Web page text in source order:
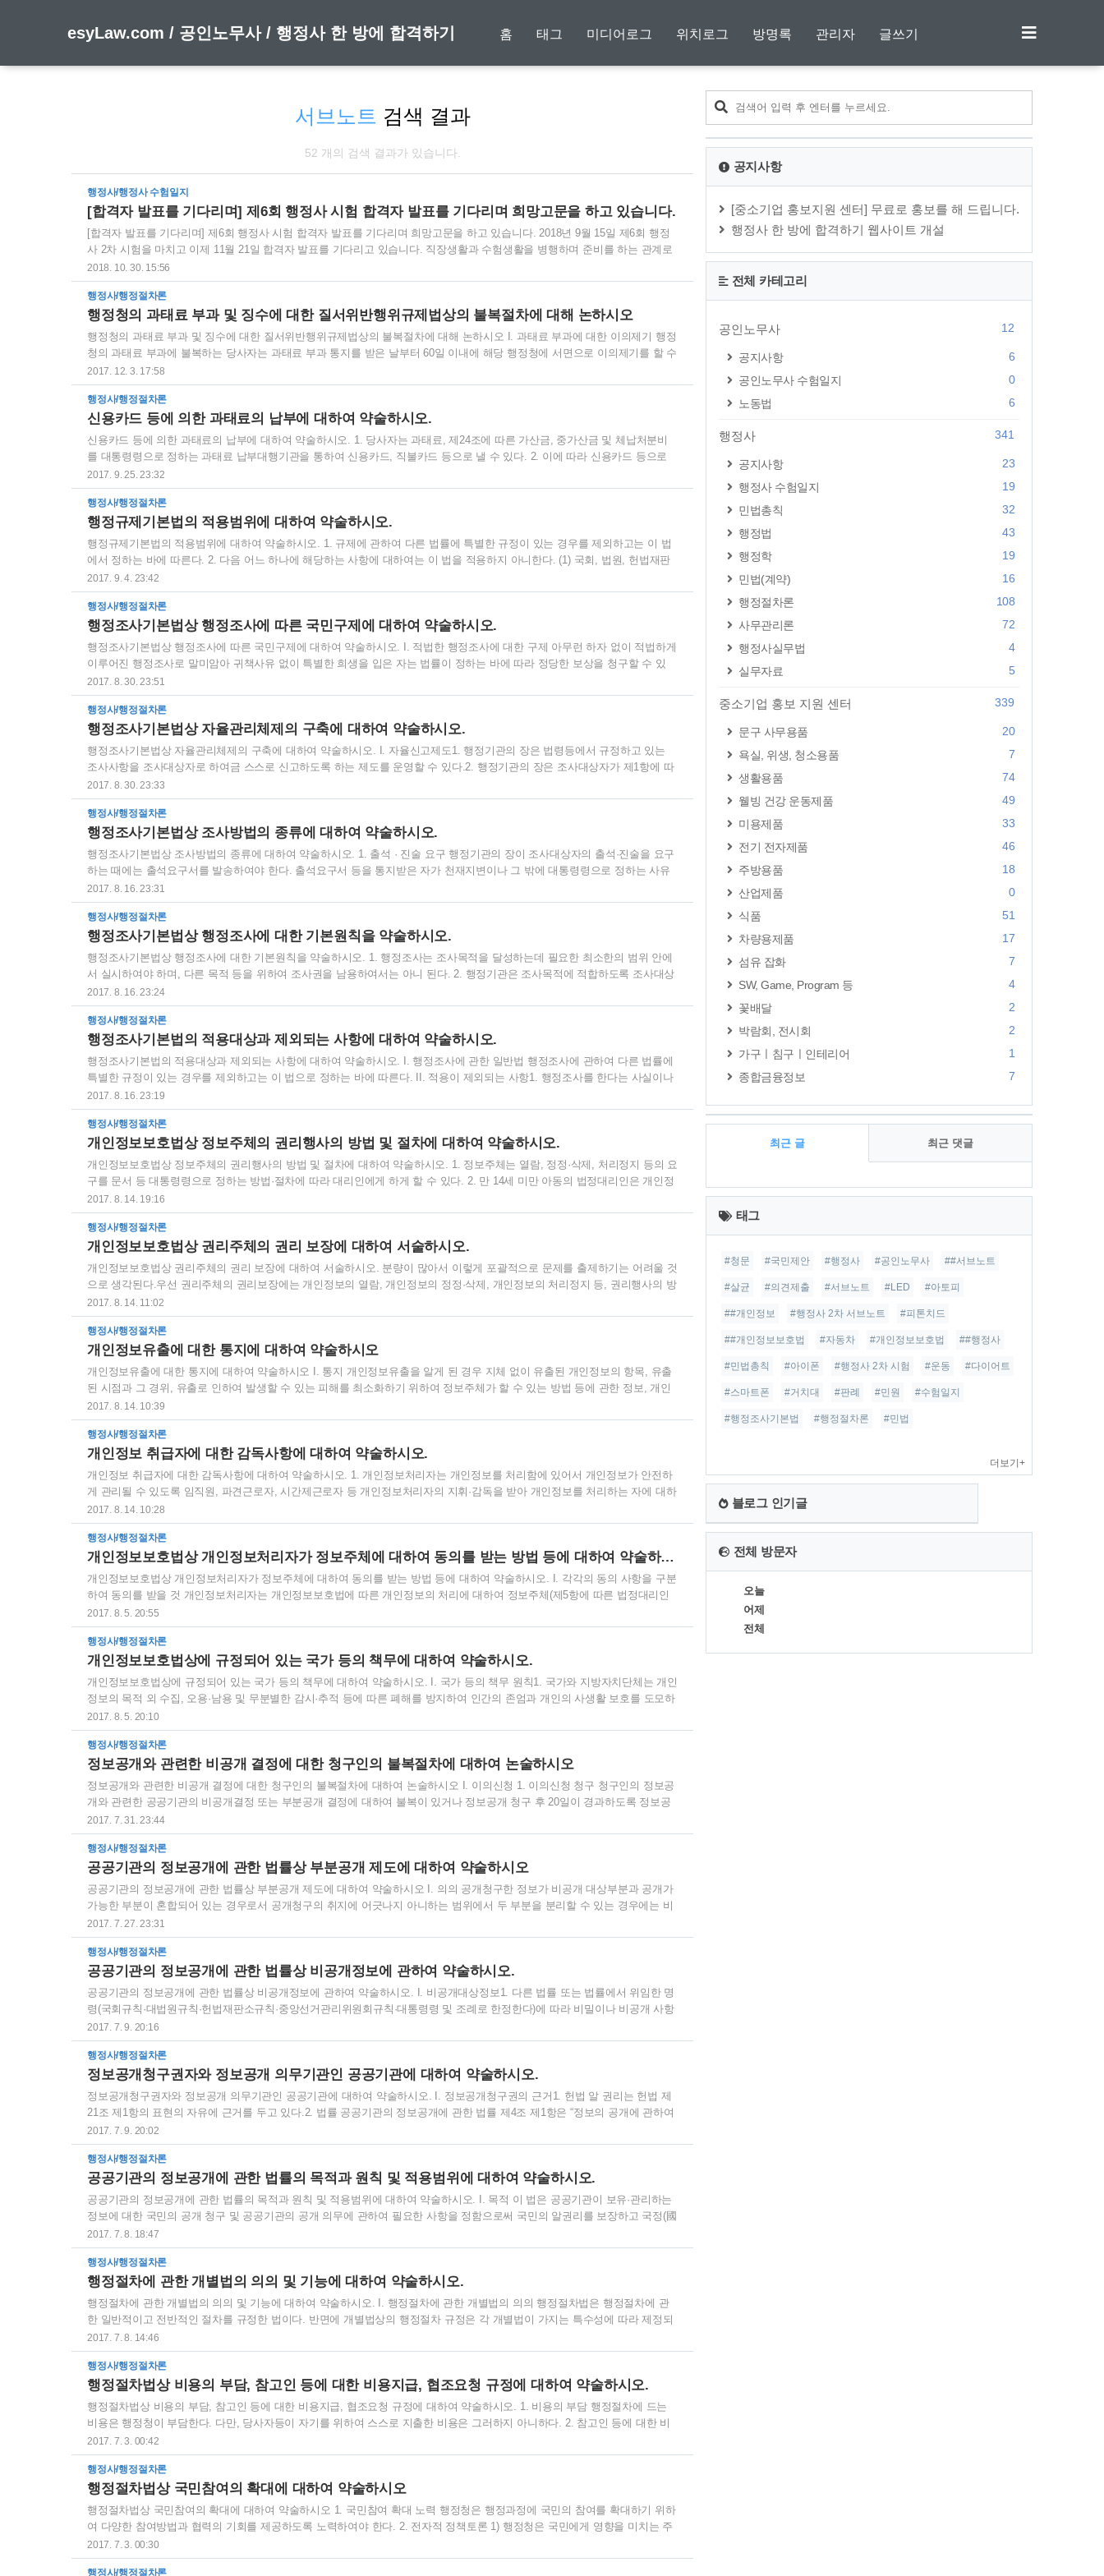
esyLaw.com / 공인노무사 / 행정사 한 방에 합격하기 홈 태그 미디어로그 위치로그 방명록 관리자 글쓰기
서브노트 검색 결과
52 개의 검색 결과가 있습니다.
행정사/행정사 수험일지
[합격자 발표를 기다리며] 제6회 행정사 시험 합격자 발표를 기다리며 희망고문을 하고 있습니다.
[합격자 발표를 기다리며] 제6회 행정사 시험 합격자 발표를 기다리며 희망고문을 하고 있습니다. 2018년 9월 15일 제6회 행정
사 2차 시험을 마치고 이제 11월 21일 합격자 발표를 기다리고 있습니다. 직장생활과 수험생활을 병행하며 준비를 하는 관계로
절대적인 학습량이 부족하여 작년에 동차 합격에 실패하고 올해 2차 시험에 매진했습니다. 만약에 올 해 합격하지 못하면 저는
다시 동차를 준비하여야 하기 때문에 이 생활을 다시는 할 수 없다는 각오로 열심히 했습니다. 40도를 오르내리는 올 여름 무더
위에는 정말 힘들었습니다. 능률도 잘 오르지 않고 공부는 해야 하고 도서관에서 책과 씨름하며 여름을 보내고 나니 눈깜짝할
사이에 시험이 다가왔습니다. 서울 양진중학교 2차 시험장에서 정신없이 답안지를 적다 ..
2018. 10. 30. 15:56
행정사/행정절차론
행정청의 과태료 부과 및 징수에 대한 질서위반행위규제법상의 불복절차에 대해 논하시오
행정청의 과태료 부과 및 징수에 대한 질서위반행위규제법상의 불복절차에 대해 논하시오 I. 과태료 부과에 대한 이의제기 행정
청의 과태료 부과에 불복하는 당사자는 과태료 부과 통지를 받은 날부터 60일 이내에 해당 행정청에 서면으로 이의제기를 할 수
있으며, 이의제기가 있는 경우 행정청의 과태료 부과처분은 그 효력을 상실하게 된다(「질서위반행위규제법」 제20조제1항 및
제2항). II. 과태료 재판 이의제기를 받은 행정청은 원칙적으로 이의제기를 받은 날부터 14일 이내에 이의제기에 대한 의견 및 증
빙서류를 첨부하여 관할 법원에 통보하여야 하며, 이러한 법원에 대한 통보시점을 기준으로 법원의 관할이 결정되고, 이후 과태
료 재판이 진행된다(「질서위반행위규제법」 제21조, 제25조 및 제26조). III. 약식재..
2017. 12. 3. 17:58
행정사/행정절차론
신용카드 등에 의한 과태료의 납부에 대하여 약술하시오.
신용카드 등에 의한 과태료의 납부에 대하여 약술하시오. 1. 당사자는 과태료, 제24조에 따른 가산금, 중가산금 및 체납처분비
를 대통령령으로 정하는 과태료 납부대행기관을 통하여 신용카드, 직불카드 등으로 낼 수 있다. 2. 이에 따라 신용카드 등으로
내는 경우에는 과태료 납부대행기관의 승인일을 납부일로 본다. 3. 과태료 납부대행기관은 납부자로부터 신용카드 등에 의한
과태료 납부대행 용역의 대가로 납부대행 수수료를 받을 수 있다. 4. 과태료 납부대행기관의 지정 및 운영, 납부대행 수수료에
관한 사항은 대통령령으로 정한다. 질서위반행위규제법17조의2(신용카드 등에 의한 과태료의 납부) ① 당사자는 과태료, 제24
조에 따른 가산금, 중가산금 및 체납처분비를 대통령령으로 정하는 과태료 납부대행기관을 통하여 ..
2017. 9. 25. 23:32
행정사/행정절차론
행정규제기본법의 적용범위에 대하여 약술하시오.
행정규제기본법의 적용범위에 대하여 약술하시오. 1. 규제에 관하여 다른 법률에 특별한 규정이 있는 경우를 제외하고는 이 법
에서 정하는 바에 따른다. 2. 다음 어느 하나에 해당하는 사항에 대하여는 이 법을 적용하지 아니한다. (1) 국회, 법원, 헌법재판
소, 선거관리위원회 및 감사원이 하는 사무 (2) 형사(刑事), 행형(行刑) 및 보안처분에 관한 사무 (3) 「국가정보원법」에 따른 정
보·보안 업무에 관한 사항 (4) 「병역법」, 「통합방위법」, 「예비군법」, 「민방위기본법」, 「비상대비자원 관리법」 및 「재
난 및 안전관리기본법」에 규정된 징집·소집·동원·훈련에 관한 사항 (5) 군사시설, 군사기밀 보호 및 방위사업에 관한 사항 (6)
조세(租稅)의 종목·세율·부과 및 징수에 관한 사항 3. 지방자치단체..
2017. 9. 4. 23:42
행정사/행정절차론
행정조사기본법상 행정조사에 따른 국민구제에 대하여 약술하시오.
행정조사기본법상 행정조사에 따른 국민구제에 대하여 약술하시오. I. 적법한 행정조사에 대한 구제 아무런 하자 없이 적법하게
이루어진 행정조사로 말미암아 귀책사유 없이 특별한 희생을 입은 자는 법률이 정하는 바에 따라 정당한 보상을 청구할 수 있
다. II. 위법한 행정조사에 대한 구제 위법한 권력적 행정조사로 권익을 침해당한 경우 조사에 대한 행정쟁송이 가능하겠으나,
행정조사가 장기간에 걸쳐 계속되는 경우, 즉 행정조사의 합법성의 전제인 수인의무를 배제할 필요가 있는 경우나 또는 위법한
행정조사를 취소함으로써 회복될 수 있는 법률상 이익이 있는 때에만 행정쟁송을 제기할 수 있다 할 것이다. 따라서 위법한 행
정조사에 대한 구제로는 국가배상청구나 원상회복청구, 결과제거청구권 행사가 적절할 것이다. 또한 정당방..
2017. 8. 30. 23:51
행정사/행정절차론
행정조사기본법상 자율관리체제의 구축에 대하여 약술하시오.
행정조사기본법상 자율관리체제의 구축에 대하여 약술하시오. I. 자율신고제도1. 행정기관의 장은 법령등에서 규정하고 있는
조사사항을 조사대상자로 하여금 스스로 신고하도록 하는 제도를 운영할 수 있다.2. 행정기관의 장은 조사대상자가 제1항에 따
라 신고한 내용이 거짓의 신고라고 인정할 만한 근거가 있거나 신고내용을 신뢰할 수 없는 경우를 제외하고는 그 신고내용을 행
정조사에 갈음할 수 있다. II. 자율관리체제의 구축1. 행정기관의 장은 조사대상자가 자율적으로 행정조사사항을 신고·관리하고,
스스로 법령준수사항을 통제하도록 하는 체제의 기준을 마련하여 고시할 수 있다.2. 다음 각 호의 어느 하나에 해당하는 자는 제
1항에 따른 기준에 따라 자율관리체제를 구축하여 대통령령으로 정하는 절차와 방법에 따라 행정기관의..
2017. 8. 30. 23:33
행정사/행정절차론
행정조사기본법상 조사방법의 종류에 대하여 약술하시오.
행정조사기본법상 조사방법의 종류에 대하여 약술하시오. 1. 출석 · 진술 요구 행정기관의 장이 조사대상자의 출석·진술을 요구
하는 때에는 출석요구서를 발송하여야 한다. 출석요구서 등을 통지받은 자가 천재지변이나 그 밖에 대통령령으로 정하는 사유
로 인하여 행정조사를 받을 수 없는 때에는 당해 행정조사를 연기하여 줄 것을 행정기관의 장에게 요청할 수 있다. 2. 보고요구
와 자료제출의 요구 행정기관의 장은 조사대상자에게 조사사항에 대하여 보고를 요구하는 때에는 보고요구서를 발송하여야 한
다. 행정기관의 장은 조사대상자에게 장부·서류나 그 밖의 자료를 제출하도록 요구하는 때에는 자료제출요구서를 발송하여야
한다. 3. 현장조사 조사원이 가택·사무실 또는 사업장 등에 출입하여 현장조사를 실시하는 경우에는 행정기관의 장..
2017. 8. 16. 23:31
행정사/행정절차론
행정조사기본법상 행정조사에 대한 기본원칙을 약술하시오.
행정조사기본법상 행정조사에 대한 기본원칙을 약술하시오. 1. 행정조사는 조사목적을 달성하는데 필요한 최소한의 범위 안에
서 실시하여야 하며, 다른 목적 등을 위하여 조사권을 남용하여서는 아니 된다. 2. 행정기관은 조사목적에 적합하도록 조사대상
자를 선정하여 행정조사를 실시하여야 한다. 3. 행정기관은 유사하거나 동일한 사안에 대하여는 공동조사 등을 실시함으로써
행정조사가 중복되지 아니하도록 하여야 한다. 4. 행정조사는 법령등의 위반에 대한 처벌보다는 법령등을 준수하도록 유도하는
데 중점을 두어야 한다. 5. 다른 법률에 따르지 아니하고는 행정조사의 대상자 또는 행정조사의 내용을 공표하거나 직무상 알게
된 비밀을 누설하여서는 아니된다. 6. 행정기관은 행정조사를 통하여 알게 된 정보를 다른 법률에 따라 내..
2017. 8. 16. 23:24
행정사/행정절차론
행정조사기본법의 적용대상과 제외되는 사항에 대하여 약술하시오.
행정조사기본법의 적용대상과 제외되는 사항에 대하여 약술하시오. I. 행정조사에 관한 일반법 행정조사에 관하여 다른 법률에
특별한 규정이 있는 경우를 제외하고는 이 법으로 정하는 바에 따른다. II. 적용이 제외되는 사항1. 행정조사를 한다는 사실이나
조사내용이 공개될 경우 국가의 존립을 위태롭게 하거나 국가의 중대한 이익을 현저히 해칠 우려가 있는 국가안전보장·통일 및
외교에 관한 사항2. 국방 및 안전에 관한 사항 중 군사시설·군사기밀보호 또는 방위사업에 관한 사항이나, 「병역법」·「예비군
법」·「민방위기본법」·「비상대비자원 관리법」에 따른 징집·소집·동원 및 훈련에 관한 사항의 어느 하나에 해당하는 사항3.
「공공기관의 정보공개에 관한 법률」 제4조제3항의 정보에 관한 사항4. 「근로기준법」 제101조..
2017. 8. 16. 23:19
행정사/행정절차론
개인정보보호법상 정보주체의 권리행사의 방법 및 절차에 대하여 약술하시오.
개인정보보호법상 정보주체의 권리행사의 방법 및 절차에 대하여 약술하시오. 1. 정보주체는 열람, 정정·삭제, 처리정지 등의 요
구를 문서 등 대통령령으로 정하는 방법·절차에 따라 대리인에게 하게 할 수 있다. 2. 만 14세 미만 아동의 법정대리인은 개인정
보처리자에게 그 아동의 개인정보 열람 등 요구를 할 수 있다. 3. 개인정보처리자는 열람 등 요구를 하는 자에게 대통령령으로
정하는 바에 따라 수수료와 우송료(사본의 우송을 청구하는 경우에 한한다)를 청구할 수 있다. 4. 개인정보처리자는 정보주체가
열람 등 요구를 할 수 있는 구체적인 방법과 절차를 마련하고, 이를 정보주체가 알 수 있도록 공개하여야 한다. 5. 개인정보처리
자는 정보주체가 열람 등 요구에 대한 거절 등 조치에 대하여 불복이 있는 경우 이..
2017. 8. 14. 19:16
행정사/행정절차론
개인정보보호법상 권리주체의 권리 보장에 대하여 서술하시오.
개인정보보호법상 권리주체의 권리 보장에 대하여 서술하시오. 분량이 많아서 이렇게 포괄적으로 문제를 출제하기는 어려울 것
으로 생각된다.우선 권리주체의 권리보장에는 개인정보의 열람, 개인정보의 정정·삭제, 개인정보의 처리정지 등, 권리행사의 방
법 및 절차 그리고 손해배상을 청구할 수 있는 권리가 있다는 것을 알아 두고 다음 글에서 각 항목별 약술 문제로 정리를 하고자
한다. 1. 개인정보의 열람 2. 개인정보의 정정·삭제 3. 개인정보의 처리정지 등 4. 권리행사의 방법 및 절차 5. 손해배상 청구 개
인정보보호법제35조(개인정보의 열람) ① 정보주체는 개인정보처리자가 처리하는 자신의 개인정보에 대한 열람을 해당 개인정
보처리자에게 요구할 수 있다.② 제1항에도 불구하고 정보주체가 자신의 개인정보에 대한 열람을..
2017. 8. 14. 11:02
행정사/행정절차론
개인정보유출에 대한 통지에 대하여 약술하시오
개인정보유출에 대한 통지에 대하여 약술하시오 I. 통지 개인정보유출을 알게 된 경우 지체 없이 유출된 개인정보의 항목, 유출
된 시점과 그 경위, 유출로 인하여 발생할 수 있는 피해를 최소화하기 위하여 정보주체가 할 수 있는 방법 등에 관한 정보, 개인
정보처리자의 대응조치 및 피해 구제절차, 정보주체에게 피해가 발생한 경우 신고 등을 접수할 수 있는 담당부서 및 연락처를
정보주체에게 알려야 한다. II. 개인정보처리자의 의무 1. 피해최소화를 위한 대책마련과 팔요조치 개인정보처리자는 개인정보
가 유출된 경우 그 피해를 최소화하기 위한 대책을 마련하고 필요한 조치를 하여야 한다. 2. 신고 개인정보처리자는 대통령령으
로 정한 규모 이상의 개인정보가 유출된 경우에는 제1항에 따른 통지 및 제2항에 따른 조치 결과..
2017. 8. 14. 10:39
행정사/행정절차론
개인정보 취급자에 대한 감독사항에 대하여 약술하시오.
개인정보 취급자에 대한 감독사항에 대하여 약술하시오. 1. 개인정보처리자는 개인정보를 처리함에 있어서 개인정보가 안전하
게 관리될 수 있도록 임직원, 파견근로자, 시간제근로자 등 개인정보처리자의 지휘·감독을 받아 개인정보를 처리하는 자에 대하
여 적절한 관리·감독을 행하여야 한다. 2. 개인정보처리자는 개인정보의 적정한 취급을 보장하기 위하여 개인정보취급자에게
정기적으로 필요한 교육을 실시하여야 한다. 제28조(개인정보취급자에 대한 감독) ① 개인정보처리자는 개인정보를 처리함에
있어서 개인정보가 안전하게 관리될 수 있도록 임직원, 파견근로자, 시간제근로자 등 개인정보처리자의 지휘·감독을 받아 개인
정보를 처리하는 자(이하 "개인정보취급자"라 한다)에 대하여 적절한 관리·감독을 행하여야 한다. ② 개인정보처리자..
2017. 8. 14. 10:28
행정사/행정절차론
개인정보보호법상 개인정보처리자가 정보주체에 대하여 동의를 받는 방법 등에 대하여 약술하시오.
개인정보보호법상 개인정보처리자가 정보주체에 대하여 동의를 받는 방법 등에 대하여 약술하시오. I. 각각의 동의 사항을 구분
하여 동의를 받을 것 개인정보처리자는 개인정보보호법에 따른 개인정보의 처리에 대하여 정보주체(제5항에 따른 법정대리인
을 포함한다. 이하 이 조에서 같다)의 동의를 받을 때에는 각각의 동의 사항을 구분하여 정보주체가 이를 명확하게 인지할 수 있
도록 알리고 각각 동의를 받아야 한다. II. 동의 없이 처리할 수 있는 개인정보와 동의가 필요한 개인정보를 구분할 것 개인정보
처리자는 개인정보의 처리에 대하여 정보주체의 동의를 받을 때에는 정보주체와의 계약 체결 등을 위하여 정보주체의 동의 없
이 처리할 수 있는 개인정보와 정보주체의 동의가 필요한 개인정보를 구분하여야 한다. 이 경우 동의 없이 ..
2017. 8. 5. 20:55
행정사/행정절차론
개인정보보호법상에 규정되어 있는 국가 등의 책무에 대하여 약술하시오.
개인정보보호법상에 규정되어 있는 국가 등의 책무에 대하여 약술하시오. I. 국가 등의 책무 원칙1. 국가와 지방자치단체는 개인
정보의 목적 외 수집, 오용·남용 및 무분별한 감시·추적 등에 따른 폐해를 방지하여 인간의 존엄과 개인의 사생활 보호를 도모하
기 위한 시책을 강구하여야 한다.2. 국가와 지방자치단체는 제4조에 따른 정보주체의 권리를 보호하기 위하여 법령의 개선 등
필요한 시책을 마련하여야 한다.3. 국가와 지방자치단체는 개인정보의 처리에 관한 불합리한 사회적 관행을 개선하기 위하여
개인정보처리자의 자율적인 개인정보 보호활동을 존중하고 촉진·지원하여야 한다. II. 법령과 조례 제정시 책무 국가와 지방자
치단체는 개인정보의 처리에 관한 법령 또는 조례를 제정하거나 개정하는 경우에는 이 법의 목적에 부..
2017. 8. 5. 20:10
행정사/행정절차론
정보공개와 관련한 비공개 결정에 대한 청구인의 불복절차에 대하여 논술하시오
정보공개와 관련한 비공개 결정에 대한 청구인의 불복절차에 대하여 논술하시오 I. 이의신청 1. 이의신청 청구 청구인의 정보공
개와 관련한 공공기관의 비공개결정 또는 부분공개 결정에 대하여 불복이 있거나 정보공개 청구 후 20일이 경과하도록 정보공
개 결정이 없는 때에는 공공기관으로부터 정보공개 여부의 결정통지를 받은 날 또는 정보공개 청구 후 20일이 경과한 날부터 30
일 이내에 해당 공공기관에 문서로 이의신청을 할 수 있다. 2. 심의회 개최 국가기관 등은 이의신청이 있는 경우에 심의회를 개
최하여야 한다. 다만, 심의회의 심의를 거친 사항, 단순·반복적인 청구, 법령에 따라 비밀로 규정된 정보에 대한 청구에 해당하
는 경우에는 개최하지 아니할 수 있다. 3. 이의신청의 결정기간 공공기관은 이의신청을 받은 날..
2017. 7. 31. 23:44
행정사/행정절차론
공공기관의 정보공개에 관한 법률상 부분공개 제도에 대하여 약술하시오
공공기관의 정보공개에 관한 법률상 부분공개 제도에 대하여 약술하시오 I. 의의 공개청구한 정보가 비공개 대상부분과 공개가
가능한 부분이 혼합되어 있는 경우로서 공개청구의 취지에 어긋나지 아니하는 범위에서 두 부분을 분리할 수 있는 경우에는 비
공개 대상 부분을 제외하고 공개하여야 한다. II. 요건1. 하나의 공개대상 정보에 대한 적법한 청구가 있을 것2. 공개청구한 정보
가 분리가 가능할 것3. 비공개 부분을 제외하고 공개할 것에 대한 가정적 의사가 있을 것4. 공개된 경우 불이익한 제3자가 없을
것 III. 권리구제1. 이의신청·행정심판·행정소송 정보공개와 관련한 공공기관의 결정에 대하여 불복이 있는 때에는 이의신청·행
정심판·행정소송이 가능하며 각각의 절차는 임의적 절차이다.2. 손해배상·손실보상 공공기..
2017. 7. 27. 23:31
행정사/행정절차론
공공기관의 정보공개에 관한 법률상 비공개정보에 관하여 약술하시오.
공공기관의 정보공개에 관한 법률상 비공개정보에 관하여 약술하시오. I. 비공개대상정보1. 다른 법률 또는 법률에서 위임한 명
령(국회규칙·대법원규칙·헌법재판소규칙·중앙선거관리위원회규칙·대통령령 및 조례로 한정한다)에 따라 비밀이나 비공개 사항
으로 규정된 정보2. 국가안전보장·국방·통일·외교관계 등에 관한 사항으로서 공개될 경우 국가의 중대한 이익을 현저히 해칠 우
려가 있다고 인정되는 정보3. 공개될 경우 국민의 생명·신체 및 재산의 보호에 현저한 지장을 초래할 우려가 있다고 인정되는 정
보4. 진행 중인 재판에 관련된 정보와 범죄의 예방, 수사, 공소의 제기 및 유지, 형의 집행, 교정(矯正), 보안처분에 관한 사항으
로서 공개될 경우 그 직무수행을 현저히 곤란하게 하거나 형사피고인의 공정한 재판을 받을 권리..
2017. 7. 9. 20:16
행정사/행정절차론
정보공개청구권자와 정보공개 의무기관인 공공기관에 대하여 약술하시오.
정보공개청구권자와 정보공개 의무기관인 공공기관에 대하여 약술하시오. I. 정보공개청구권의 근거1. 헌법 알 권리는 헌법 제
21조 제1항의 표현의 자유에 근거를 두고 있다.2. 법률 공공기관의 정보공개에 관한 법률 제4조 제1항은 “정보의 공개에 관하여
는 다른 법률에 특별한 규정이 있는 경우를 제외하고는 이 법에서 정하는 바에 따른다.”라고 규정하여 공공기관의 정보공개에
관한 법률은 정보공개에 관한 일반법적 지위를 가진다. 그러나 국가안전보장에 관련되는 정보 및 보안 업무를 관장하는 기관에
서 국가안전보장과 관련된 정보의 분석을 목적으로 수집하거나 작성한 정보에 대해서는 이 법을 적용하지 아니한다.3. 조례 지
방자치단체는 그 소관 사무에 관하여 법령의 범위에서 정보공개에 관한 조례를 정할 수 있다. II. ..
2017. 7. 9. 20:02
행정사/행정절차론
공공기관의 정보공개에 관한 법률의 목적과 원칙 및 적용범위에 대하여 약술하시오.
공공기관의 정보공개에 관한 법률의 목적과 원칙 및 적용범위에 대하여 약술하시오. I. 목적 이 법은 공공기관이 보유·관리하는
정보에 대한 국민의 공개 청구 및 공공기관의 공개 의무에 관하여 필요한 사항을 정함으로써 국민의 알권리를 보장하고 국정(國
政)에 대한 국민의 참여와 국정 운영의 투명성을 확보함을 목적으로 한다. II. 정보공개의 원칙 공공기관이 보유·관리하는 정보
는 국민의 알권리 보장 등을 위하여 이 법에서 정하는 바에 따라 적극적으로 공개하여야 한다. III. 적용범위1. 정보의 공개에 관
하여는 다른 법률에 특별한 규정이 있는 경우를 제외하고는 이 법에서 정하는 바에 따른다.2. 지방자치단체는 그 소관 사무에 관
하여 법령의 범위에서 정보공개에 관한 조례를 정할 수 있다.3. 국가안전보장에 관련되..
2017. 7. 8. 18:47
행정사/행정절차론
행정절차에 관한 개별법의 의의 및 기능에 대하여 약술하시오.
행정절차에 관한 개별법의 의의 및 기능에 대하여 약술하시오. I. 행정절차에 관한 개별법의 의의 행정절차법은 행정절차에 관
한 일반적이고 전반적인 절차를 규정한 법이다. 반면에 개별법상의 행정절차 규정은 각 개별법이 가지는 특수성에 따라 제정되
어 개별 행정절차의 적정성을 확보할 수 있다. II. 행정절차에 관한 개별법의 기능 1. 일반적인 행정절차법의 보완기능 구체적인
영역에 관한 세부적 행정절차를 규정할 수 없는 일반적인 행정절차법의 문제점을 보완하는 기능을 갖는다. 2. 국민의 권익 보호
기능 행정절차의 개별법들은 각 행정영역에 대한 특수한 사전절차를 규율함으로써 행정절차상의 하자에 대한 불복제기의 근거
로 작용하게 되어 국민의 권익구제 기능을 갖게 된다. 3. 법적 안정성 확보기능 행정절차에 대한 개별..
2017. 7. 8. 14:46
행정사/행정절차론
행정절차법상 비용의 부담, 참고인 등에 대한 비용지급, 협조요청 규정에 대하여 약술하시오.
행정절차법상 비용의 부담, 참고인 등에 대한 비용지급, 협조요청 규정에 대하여 약술하시오. 1. 비용의 부담 행정절차에 드는
비용은 행정청이 부담한다. 다만, 당사자등이 자기를 위하여 스스로 지출한 비용은 그러하지 아니하다. 2. 참고인 등에 대한 비
용부담 1) 행정청은 행정절차의 진행에 필요한 참고인이나 감정인 등에게 예산의 범위에서 여비와 일당을 지급할 수 있다. 2) 참
고인·감정인등에 대한 일당은 참고인·감정인등이 공무원이 아닌 경우에만 지급하되, 국가공무원 6급 5호봉상당의 월봉급액을
일할계산한 금액으로 하고, 여비는 참고인·감정인등이 공무원인 경우에는 공무원여비규정 별표1의 소정액으로 하며, 참고인·감
정인등이 공무원이 아닌 경우에는 공무원여비규정 별표1의 제4호 해당자 소정액으로 한다. 3. 협..
2017. 7. 3. 00:42
행정사/행정절차론
행정절차법상 국민참여의 확대에 대하여 약술하시오
행정절차법상 국민참여의 확대에 대하여 약술하시오 1. 국민참여 확대 노력 행정청은 행정과정에 국민의 참여를 확대하기 위하
여 다양한 참여방법과 협력의 기회를 제공하도록 노력하여야 한다. 2. 전자적 정책토론 1) 행정청은 국민에게 영향을 미치는 주
요 정책 등에 대하여 국민의 다양하고 창의적인 의견을 널리 수렴하기 위하여 정보통신망을 이용한 정책토론(전자적 정책토론)
을 실시할 수 있다. 2) 행정청은 효율적인 전자적 정책토론을 위하여 과제별로 한시적인 토론 패널을 구성하여 해당 토론에 참여
2017. 7. 3. 00:30
행정사/행정절차론
공지사항
[중소기업 홍보지원 센터] 무료로 홍보를 해 드립니다.
행정사 한 방에 합격하기 웹사이트 개설
전체 카테고리
공인노무사 12
공지사항
6
공인노무사 수험일지
0
노동법
6
행정사 341
공지사항
23
행정사 수험일지
19
민법총칙
32
행정법
43
행정학
19
민법(계약)
16
행정절차론
108
사무관리론
72
행정사실무법
4
실무자료
5
중소기업 홍보 지원 센터 339
문구 사무용품
20
욕실, 위생, 청소용품
7
생활용품
74
웰빙 건강 운동제품
49
미용제품
33
전기 전자제품
46
주방용품
18
산업제품
0
식품
51
차량용제품
17
섬유 잡화
7
SW, Game, Program 등
4
꽃배달
2
박람회, 전시회
2
가구ㅣ침구ㅣ인테리어
1
종합금융정보
7
최근 글 최근 댓글
최
근
글
태그
#청문 #국민제안 #행정사 #공인노무사 ##서브노트
#살균 #의견제출 #서브노트 #LED #아토피
##개인정보 #행정사 2차 서브노트 #피톤치드
##개인정보보호법 #자동차 #개인정보보호법 ##행정사
#민법총칙 #아이폰 #행정사 2차 시험 #운동 #다이어트
#스마트폰 #거치대 #판례 #민원 #수험일지
#행정조사기본법 #행정절차론 #민법
더보기+
블로그 인기글
전체 방문자
오늘
어제
전체